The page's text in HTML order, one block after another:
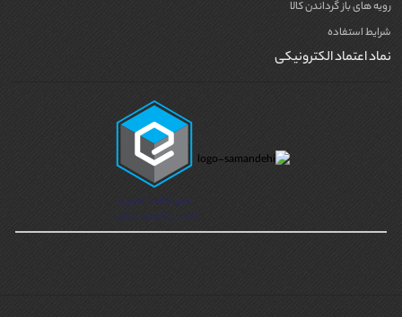
رویه های باز گرداندن کالا
شرایط استفاده
نماد اعتماد الکترونیکی